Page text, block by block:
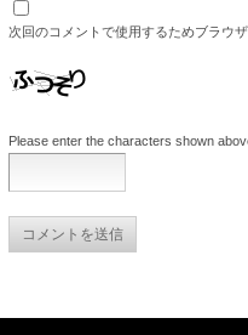
次回のコメントで使用するためブラウ
Please enter the characters shown